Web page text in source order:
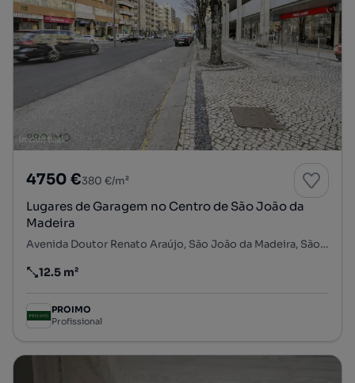
4750 €380 €/m²
Lugares de Garagem no Centro de São João da
Madeira
Avenida Doutor Renato Araújo, São João da Madeira, São João da Madeira, Aveiro
Preço por metro quadrado
12.5 m²
PROIMO
Profissional